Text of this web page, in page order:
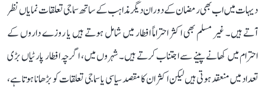
دیہات میں اب بھی رمضان کے دوران دیگر مذاہب کے ساتھ سماجی تعلقات نمایاں نظر
آتے ہیں۔ غیر مسلم بھی اکثر احتراماً افطار میں شامل ہوتے ہیں یا روزے داروں کے
احترام میں کھانے پینے سے اجتناب کرتے ہیں۔ شہروں میں، اگرچہ افطار پارٹیاں بڑی
تعداد میں منعقد ہوتی ہیں لیکن اکثر ان کا مقصد سیاسی یا سماجی تعلقات کو بڑھانا ہوتا ہے،